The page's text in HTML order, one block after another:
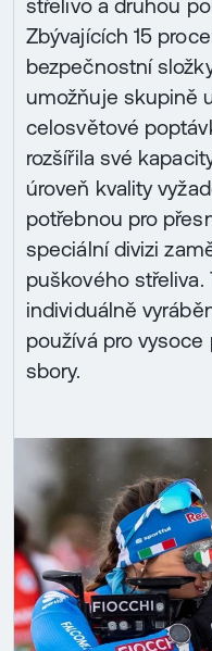
střelivo a druhou
Zbývajících 15
bezpečnostní
umožňuje skupině
celosvětové
rozšířila své
úroveň kvality
potřebnou pro
speciální divizi
puškového
individuálně
používá pro
sbory.